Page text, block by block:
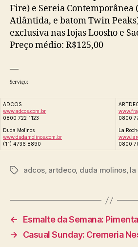
Fire) e Sereia Contemporânea
Atlântida, e batom Twin
exclusiva nas lojas Loosho e
Preço médio: R$125,00
—
Serviço:
ADCOS
www.adcos.com.br
0800 722 1123
0800
Duda Molinos
www.dudamolinos.com.br
(11) 4736 8890
La
0800
Tagsadcos, artdeco, duda molinos, la
←
Esmalte da Semana:
→
Casual Sunday: Cremeria